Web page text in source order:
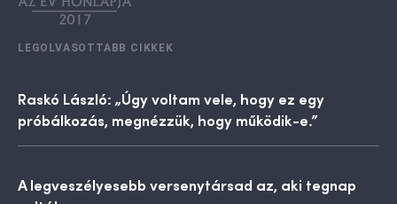
LEGOLVASOTTABB CIKKEK
Raskó László: „Úgy voltam vele, hogy ez egy
próbálkozás, megnézzük, hogy működik-e.”
A legveszélyesebb versenytársad az, aki tegnap